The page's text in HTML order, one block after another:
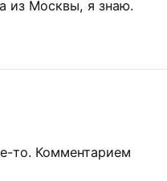
из Москвы, я знаю.
то. Комментарием